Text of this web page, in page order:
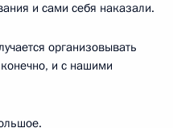
и сами себя наказали.
организовывать
и с нашими